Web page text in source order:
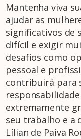
Mantenha viva
ajudar as
significativos de
difícil e exigir
desafios como
pessoal e
contribuirá para
extremamente
seu trabalho e a
Lílian de Paiva